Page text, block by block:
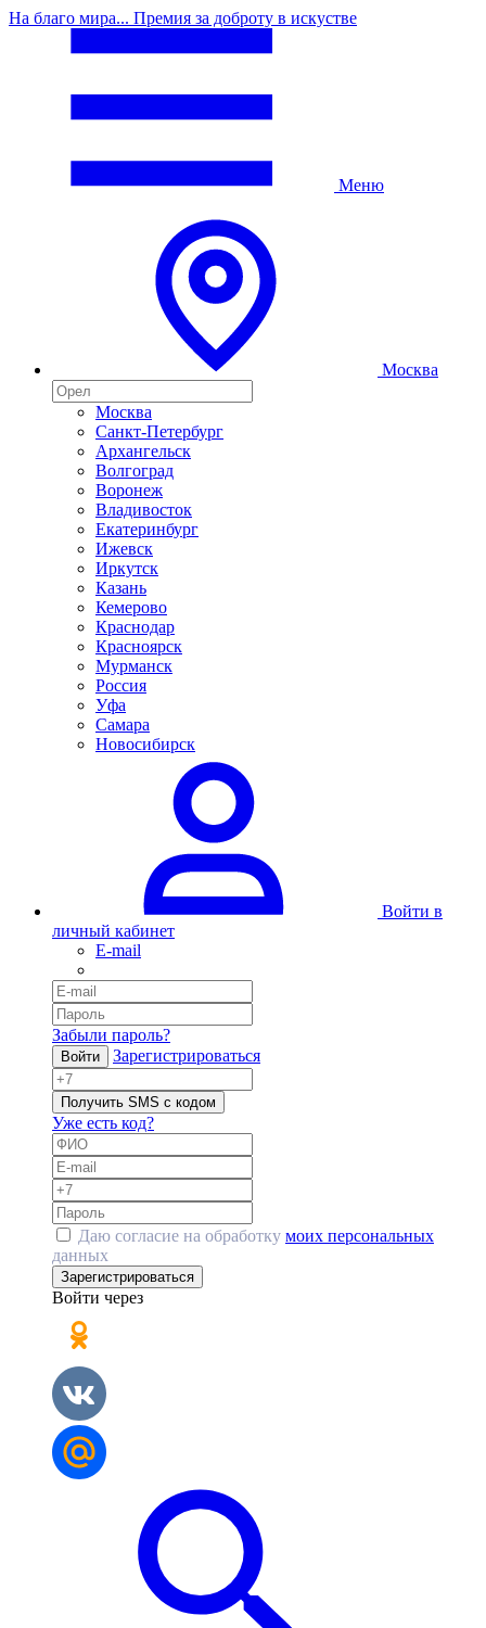
На благо мира... Премия за доброту в искустве
Меню
Москва
Москва
Санкт-Петербург
Архангельск
Волгоград
Воронеж
Владивосток
Екатеринбург
Ижевск
Иркутск
Казань
Кемерово
Краснодар
Красноярск
Мурманск
Россия
Уфа
Самара
Новосибирск
Войти в
личный кабинет
E-mail
Забыли пароль?
Войти Зарегистрироваться
Получить SMS с кодом
Уже есть код?
Даю согласие на обработку моих персональных
данных
Зарегистрироваться
Войти через